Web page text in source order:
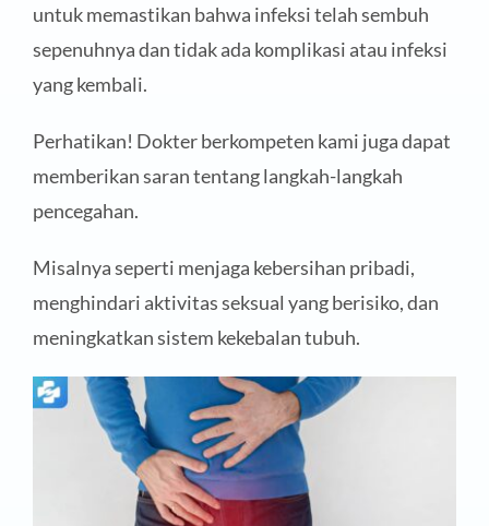
untuk memastikan bahwa infeksi telah sembuh
sepenuhnya dan tidak ada komplikasi atau infeksi
yang kembali.
Perhatikan! Dokter berkompeten kami juga dapat
memberikan saran tentang langkah-langkah
pencegahan.
Misalnya seperti menjaga kebersihan pribadi,
menghindari aktivitas seksual yang berisiko, dan
meningkatkan sistem kekebalan tubuh.